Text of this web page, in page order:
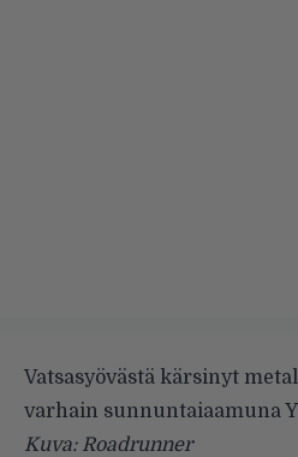
Vatsasyövästä kärsinyt
varhain sunnuntaiaamuna
Kuva: Roadrunner